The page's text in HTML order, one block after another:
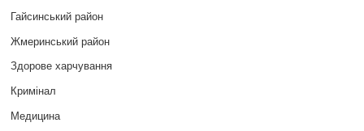
Гайсинський район
Жмеринський район
Здорове харчування
Кримінал
Медицина